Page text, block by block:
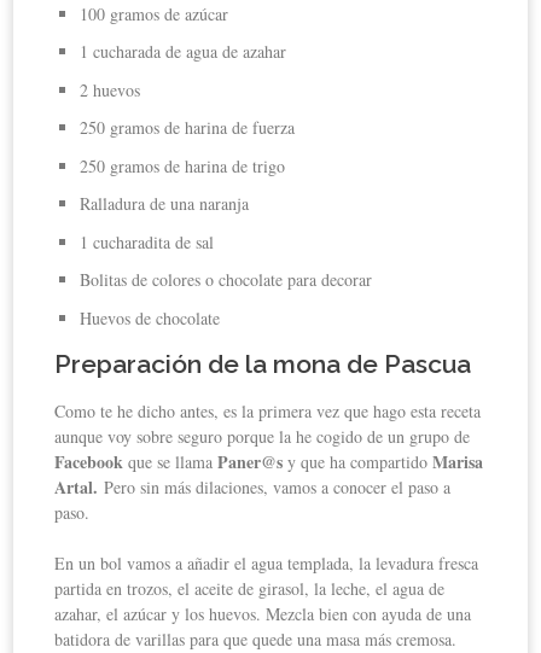
100 gramos de azúcar
1 cucharada de agua de azahar
2 huevos
250 gramos de harina de fuerza
250 gramos de harina de trigo
Ralladura de una naranja
1 cucharadita de sal
Bolitas de colores o chocolate para decorar
Huevos de chocolate
Preparación de la mona de Pascua
Como te he dicho antes, es la primera vez que hago esta receta
aunque voy sobre seguro porque la he cogido de un grupo de
Facebook que se llamaPaner@s y que ha compartidoMarisa
Artal. Pero sin más dilaciones, vamos a conocer el paso a
paso.
En un bol vamos a añadir el agua templada, la levadura fresca
partida en trozos, el aceite de girasol, la leche, el agua de
azahar, el azúcar y los huevos. Mezcla bien con ayuda de una
batidora de varillas para que quede una masa más cremosa.